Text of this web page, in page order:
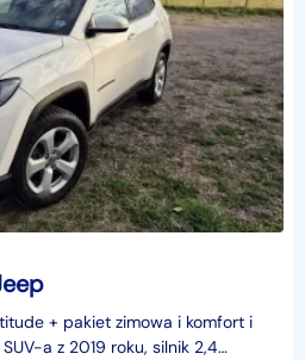
+ pakiet zimowa i komfort i
a z 2019 roku, silnik 2,4